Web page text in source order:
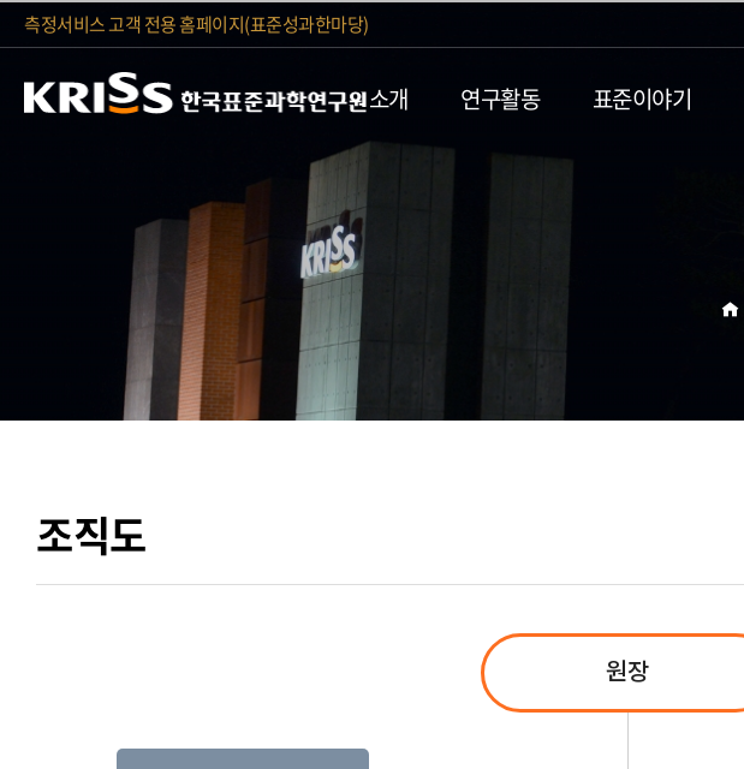
측정서비스 고객 전용 홈페이지(표준성과한마당)
소개 연구활동 표준이야기
조직도
원장